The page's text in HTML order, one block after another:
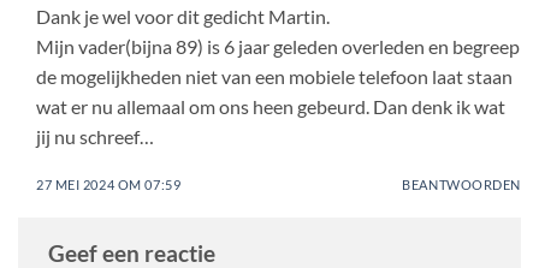
Dank je wel voor dit gedicht Martin.
Mijn vader(bijna 89) is 6 jaar geleden overleden en begreep
de mogelijkheden niet van een mobiele telefoon laat staan
wat er nu allemaal om ons heen gebeurd. Dan denk ik wat
jij nu schreef…
27 MEI 2024 OM 07:59 BEANTWOORDEN
Geef een reactie